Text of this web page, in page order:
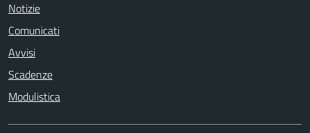
Notizie
Comunicati
Avvisi
Scadenze
Modulistica